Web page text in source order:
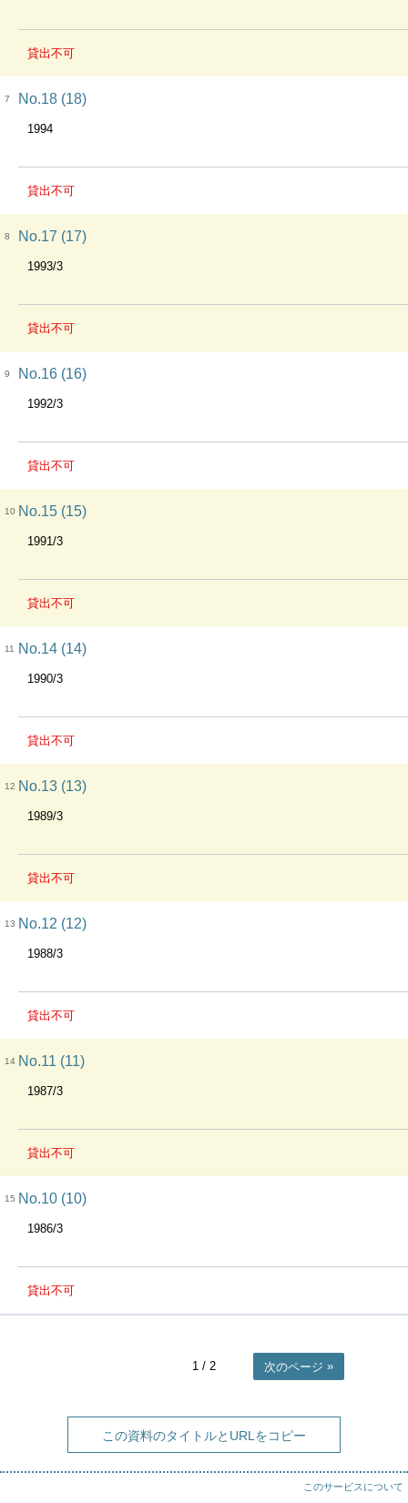
貸出不可
7 No.18 (18)
1994
貸出不可
8 No.17 (17)
1993/3
貸出不可
9 No.16 (16)
1992/3
貸出不可
10 No.15 (15)
1991/3
貸出不可
11 No.14 (14)
1990/3
貸出不可
12 No.13 (13)
1989/3
貸出不可
13 No.12 (12)
1988/3
貸出不可
14 No.11 (11)
1987/3
貸出不可
15 No.10 (10)
1986/3
貸出不可
1 / 2 次のページ
この資料のタイトルとURLをコピー
このサービスについて